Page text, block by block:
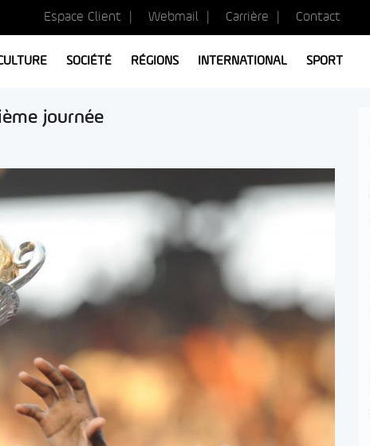
Espace Client Webmail Carrière Contact
SOCIÉTÉ RÉGIONS INTERNATIONAL SPORT
journée